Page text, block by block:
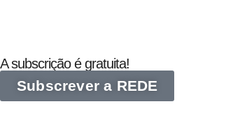
A subscrição é gratuita!
Subscrever a REDE